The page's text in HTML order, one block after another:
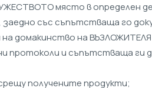
място в определен
със съпътстваща го
домакинство на
протоколи и съпътстваща
получените продукти;